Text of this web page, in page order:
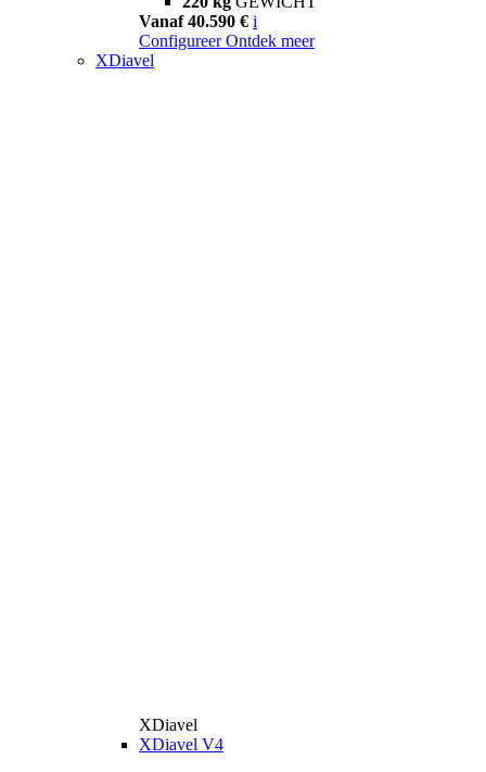
Vanaf 40.590 € i
Configureer Ontdek meer
XDiavel
XDiavel
XDiavel V4